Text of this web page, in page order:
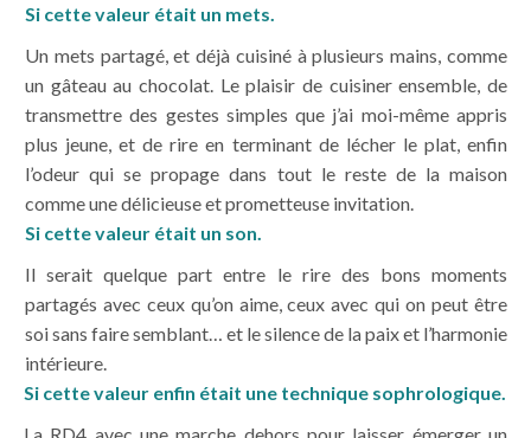
Si cette valeur était un mets.
Un mets partagé, et déjà cuisiné à plusieurs mains, comme
un gâteau au chocolat. Le plaisir de cuisiner ensemble, de
transmettre des gestes simples que j’ai moi-même appris
plus jeune, et de rire en terminant de lécher le plat, enfin
l’odeur qui se propage dans tout le reste de la maison
comme une délicieuse et prometteuse invitation.
Si cette valeur était un son.
Il serait quelque part entre le rire des bons moments
partagés avec ceux qu’on aime, ceux avec qui on peut être
soi sans faire semblant… et le silence de la paix et l’harmonie
intérieure.
Si cette valeur enfin était une technique sophrologique.